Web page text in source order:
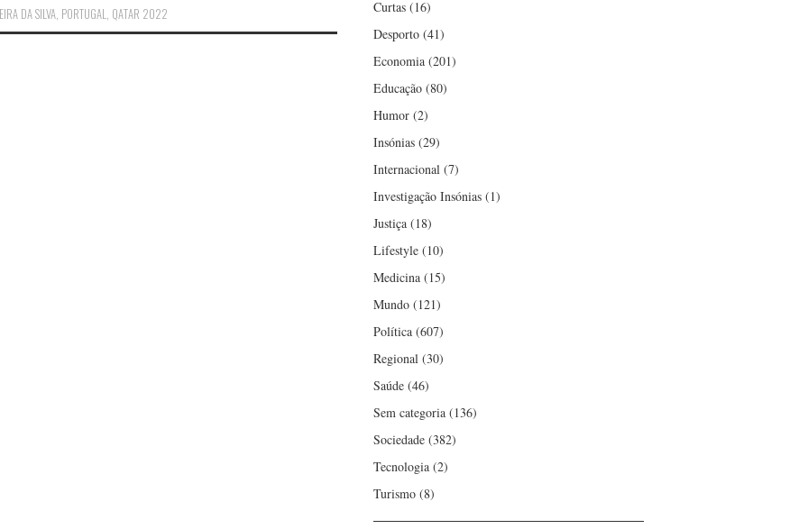
DA SILVA, PORTUGAL, QATAR 2022
Curtas (16)
Desporto (41)
Economia (201)
Educação (80)
Humor (2)
Insónias (29)
Internacional (7)
Investigação Insónias (1)
Justiça (18)
Lifestyle (10)
Medicina (15)
Mundo (121)
Política (607)
Regional (30)
Saúde (46)
Sem categoria (136)
Sociedade (382)
Tecnologia (2)
Turismo (8)